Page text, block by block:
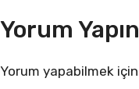
Yorum Yapın
Yorum yapabilmek için